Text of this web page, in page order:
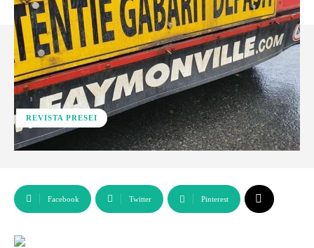
REVISTA PRESEI
Facebook Twitter Pinterest